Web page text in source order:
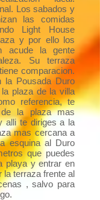
Los sabados y
las comidas
Light House
y por ello los
acude la gente
Su terraza
comparacion.
la Pousada Duro
plaza de la villa
referencia, te
la plaza mas
alli te diriges a la
mas cercana a
esquina al Duro
que puedes
playa y entrar en
la terraza frente al
, salvo para